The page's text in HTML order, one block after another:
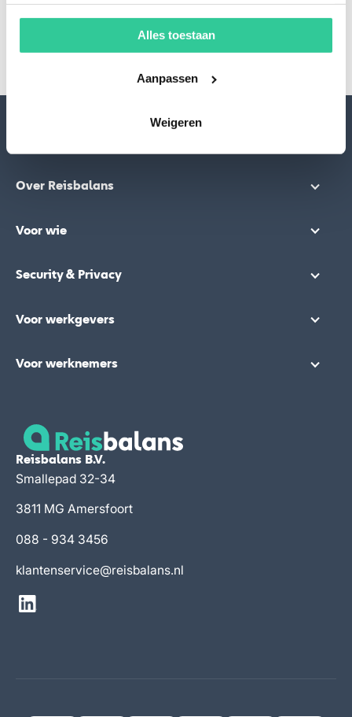
Alles toestaan
Aanpassen
Weigeren
*= verplicht
Over Reisbalans
Voor wie
Security & Privacy
Voor werkgevers
Voor werknemers
Reisbalans B.V.
Smallepad 32-34
088 - 934 3456
3811 MG Amersfoort
klantenservice@reisbalans.nl